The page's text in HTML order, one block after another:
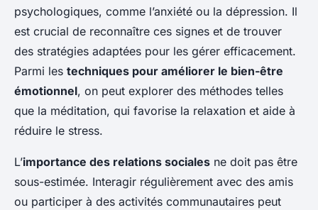
psychologiques, comme l’anxiété ou la dépression. Il
est crucial de reconnaître ces signes et de trouver
des stratégies adaptées pour les gérer efficacement.
Parmi les techniques pour améliorer le bien-être
émotionnel, on peut explorer des méthodes telles
que la méditation, qui favorise la relaxation et aide à
réduire le stress.
L’importance des relations sociales ne doit pas être
sous-estimée. Interagir régulièrement avec des amis
ou participer à des activités communautaires peut